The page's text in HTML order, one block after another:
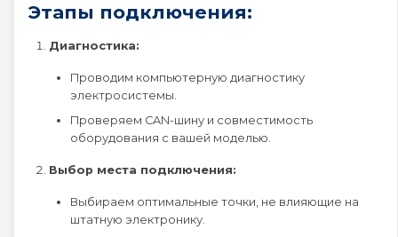
Этапы подключения:
Диагностика:
Проводим компьютерную диагностику
электросистемы.
Проверяем CAN-шину и совместимость
оборудования с вашей моделью.
Выбор места подключения:
Выбираем оптимальные точки, не влияющие на
штатную электронику.